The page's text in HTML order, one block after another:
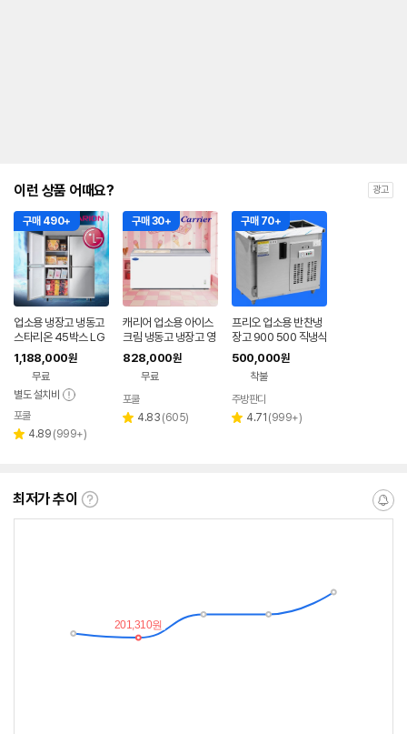
이런 상품 어때요? 광고
구매 490+
업소용 냉장고 냉동고
스타리온 45박스 LG
A/S 영업용 대형 올냉
장 올메탈 E45BAR
1,188,000원
무료
별도 설치비
포쿨
별 4.89 리
(999+)
구매 30+
캐리어 업소용 아이스
크림 냉동고 냉장고 영
업용 대형 505L
828,000원
무료
포쿨
별 4.83 리
(605)
구매 70+
프리오 업소용 반찬냉
장고 900 500 직냉식
찬밧드 메탈 김밥 토핑
영업용 테이블
500,000원
착불
주방판다
별 4.71 리
(999+)
최저가 추이
최
알